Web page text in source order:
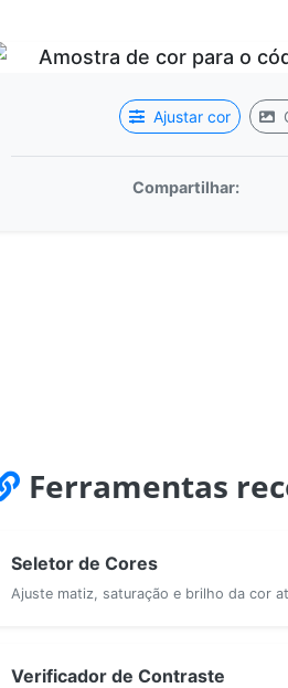
Ajustar cor
Compartilhar:
Ferramentas
Seletor de Cores
Ajuste matiz, saturação e brilho da cor
Verificador de Contraste